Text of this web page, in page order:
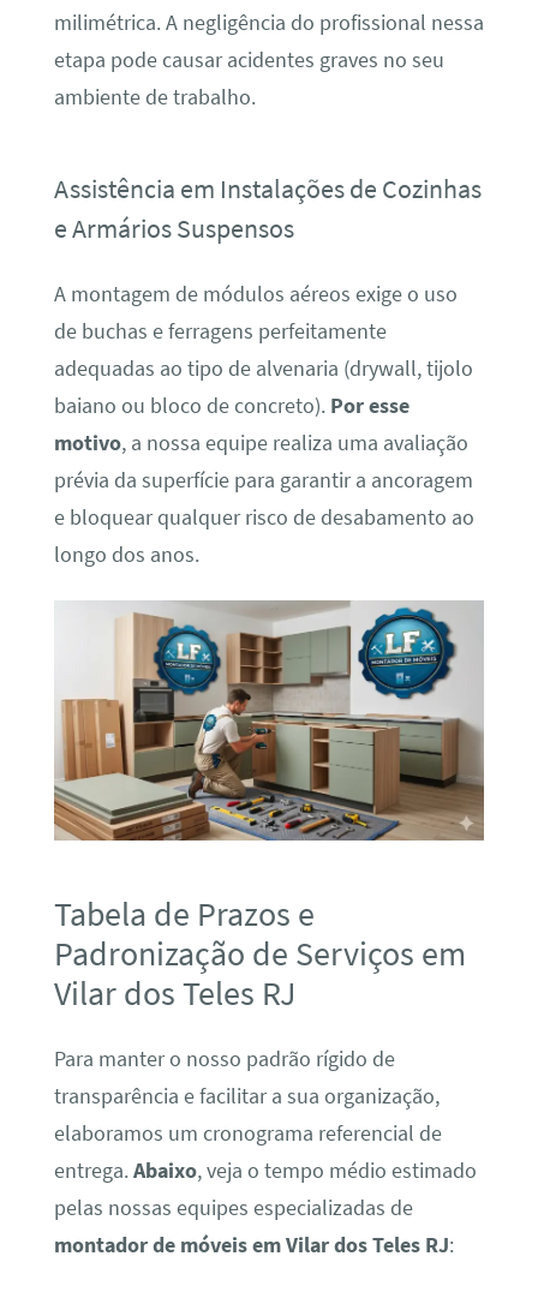
milimétrica. A negligência do profissional nessa
etapa pode causar acidentes graves no seu
ambiente de trabalho.
Assistência em Instalações de Cozinhas
e Armários Suspensos
A montagem de módulos aéreos exige o uso
de buchas e ferragens perfeitamente
adequadas ao tipo de alvenaria (drywall, tijolo
baiano ou bloco de concreto). Por esse
motivo, a nossa equipe realiza uma avaliação
prévia da superfície para garantir a ancoragem
e bloquear qualquer risco de desabamento ao
longo dos anos.
Tabela de Prazos e
Padronização de Serviços em
Vilar dos Teles RJ
Para manter o nosso padrão rígido de
transparência e facilitar a sua organização,
elaboramos um cronograma referencial de
entrega.Abaixo, veja o tempo médio estimado
pelas nossas equipes especializadas de
montador de móveis em Vilar dos Teles RJ: